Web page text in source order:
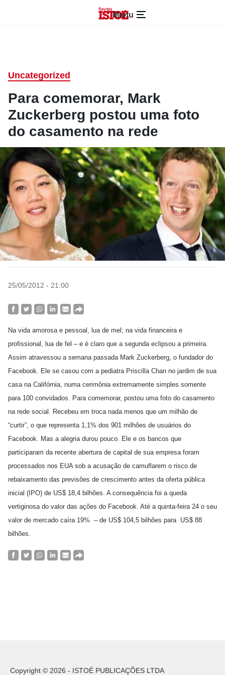
Menu
Uncategorized
Para comemorar, Mark
Zuckerberg postou uma foto
do casamento na rede
25/05/2012 - 21:00
Na vida amorosa e pessoal, lua de mel; na vida financeira e
profissional, lua de fel – e é claro que a segunda eclipsou a primeira.
Assim atravessou a semana passada Mark Zuckerberg, o fundador do
Facebook. Ele se casou com a pediatra Priscilla Chan no jardim de sua
casa na Califórnia, numa cerimônia extremamente simples somente
para 100 convidados. Para comemorar, postou uma foto do casamento
na rede social. Recebeu em troca nada menos que um milhão de
“curtir”, o que representa 1,1% dos 901 milhões de usuários do
Facebook. Mas a alegria durou pouco. Ele e os bancos que
participaram da recente abertura de capital de sua empresa foram
processados nos EUA sob a acusação de camuflarem o risco de
rebaixamento das previsões de crescimento antes da oferta pública
inicial (IPO) de US$ 18,4 bilhões. A consequência foi a queda
vertiginosa do valor das ações do Facebook. Até a quinta-feira 24 o seu
valor de mercado caíra 19% – de US$ 104,5 bilhões para US$ 88
bilhões.
Copyright © 2026 - ISTOÉ PUBLICAÇÕES LTDA